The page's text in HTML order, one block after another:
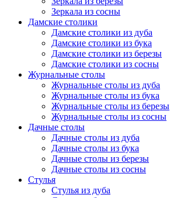
Зеркала из сосны
Дамские столики
Дамские столики из дуба
Дамские столики из бука
Дамские столики из березы
Дамские столики из сосны
Журнальные столы
Журнальные столы из дуба
Журнальные столы из бука
Журнальные столы из березы
Журнальные столы из сосны
Дачные столы
Дачные столы из дуба
Дачные столы из бука
Дачные столы из березы
Дачные столы из сосны
Стулья
Стулья из дуба